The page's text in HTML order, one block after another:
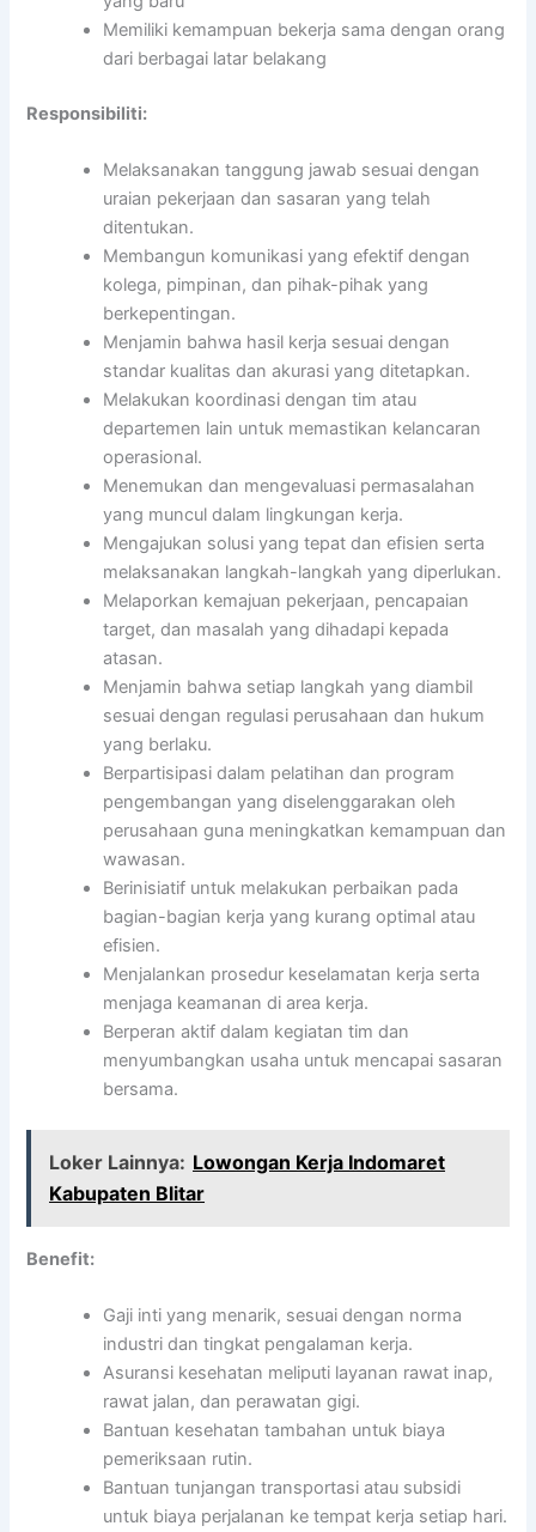
Memiliki kemampuan bekerja sama dengan orang
dari berbagai latar belakang
Responsibiliti:
Melaksanakan tanggung jawab sesuai dengan
uraian pekerjaan dan sasaran yang telah
ditentukan.
Membangun komunikasi yang efektif dengan
kolega, pimpinan, dan pihak-pihak yang
berkepentingan.
Menjamin bahwa hasil kerja sesuai dengan
standar kualitas dan akurasi yang ditetapkan.
Melakukan koordinasi dengan tim atau
departemen lain untuk memastikan kelancaran
operasional.
Menemukan dan mengevaluasi permasalahan
yang muncul dalam lingkungan kerja.
Mengajukan solusi yang tepat dan efisien serta
melaksanakan langkah-langkah yang diperlukan.
Melaporkan kemajuan pekerjaan, pencapaian
target, dan masalah yang dihadapi kepada
atasan.
Menjamin bahwa setiap langkah yang diambil
sesuai dengan regulasi perusahaan dan hukum
yang berlaku.
Berpartisipasi dalam pelatihan dan program
pengembangan yang diselenggarakan oleh
perusahaan guna meningkatkan kemampuan dan
wawasan.
Berinisiatif untuk melakukan perbaikan pada
bagian-bagian kerja yang kurang optimal atau
efisien.
Menjalankan prosedur keselamatan kerja serta
menjaga keamanan di area kerja.
Berperan aktif dalam kegiatan tim dan
menyumbangkan usaha untuk mencapai sasaran
bersama.
Loker Lainnya: Lowongan Kerja Indomaret
Kabupaten Blitar
Benefit:
Gaji inti yang menarik, sesuai dengan norma
industri dan tingkat pengalaman kerja.
Asuransi kesehatan meliputi layanan rawat inap,
rawat jalan, dan perawatan gigi.
Bantuan kesehatan tambahan untuk biaya
pemeriksaan rutin.
Bantuan tunjangan transportasi atau subsidi
untuk biaya perjalanan ke tempat kerja setiap hari.